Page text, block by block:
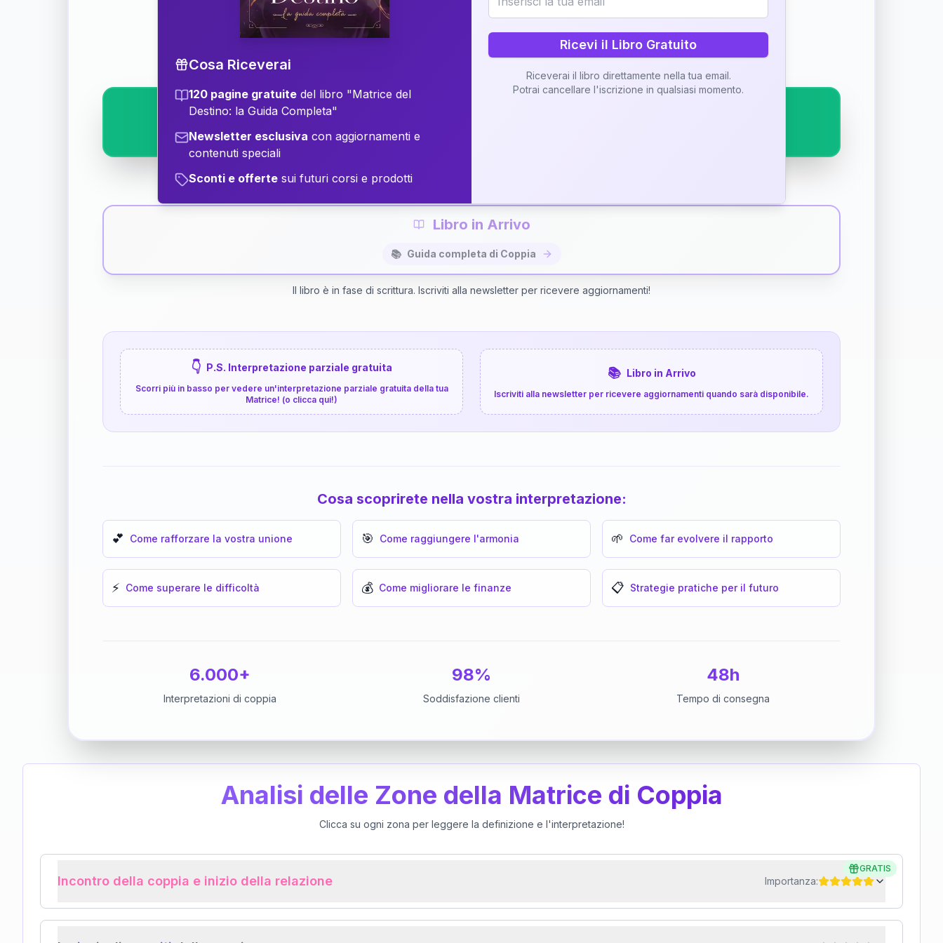
Scopri il significato della vostra Matrice di Coppia attraverso una nostra interpretazione
✨ Interpretazione personalizzata
⚡
Libro in Arrivo
📚 Guida completa di Coppia
Il libro è in fase di scrittura. Iscriviti alla newsletter per ricevere aggiornamenti!
👇 P.S. Interpretazione parziale gratuita
Scorri più in basso per vedere un'interpretazione parziale gratuita della tua
Matrice! (o clicca qui!)
📚 Libro in Arrivo
Iscriviti alla newsletter per ricevere aggiornamenti quando sarà disponibile.
Cosa scoprirete nella vostra interpretazione:
💕 Come rafforzare la vostra unione 🎯 Come raggiungere l'armonia 🌱 Come far evolvere il rapporto
⚡ Come superare le difficoltà 💰 Come migliorare le finanze 📋 Strategie pratiche per il futuro
6.000+
Interpretazioni di coppia
98%
Soddisfazione clienti
48h
Tempo di consegna
Analisi delle Zone della Matrice di Coppia
Clicca su ogni zona per leggere la definizione e l'interpretazione!
GRATIS
Incontro della coppia e inizio della relazione Importanza:
Cosa Riceverai
120 pagine gratuite del libro "Matrice del
Destino: la Guida Completa"
Newsletter esclusiva con aggiornamenti e
contenuti speciali
Sconti e offerte sui futuri corsi e prodotti
Ricevi il Libro Gratuito
Riceverai il libro direttamente nella tua email.
Potrai cancellare l'iscrizione in qualsiasi momento.